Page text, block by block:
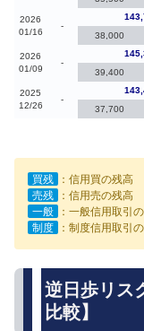
2026
01/16
-
38,000
2026
01/09
-
39,400
2025
12/26
-
37,700
買残
：信用買の残高
売残
：信用売の残高
一般
：一般信用取引
制度
：制度信用取引
逆日歩リス
比較】